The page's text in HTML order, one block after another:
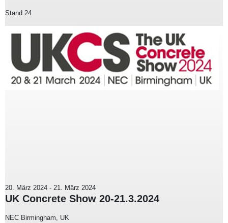
Stand 24
20. März 2024 - 21. März 2024
UK Concrete Show 20-21.3.2024
NEC Birmingham, UK